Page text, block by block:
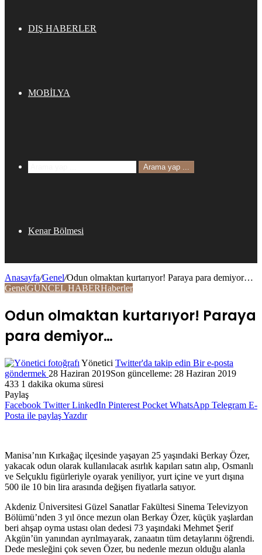
DIŞ HABERLER
MOBİLYA
Arama yap ...
Kenar Bölmesi
Anasayfa/Genel/Odun olmaktan kurtarıyor! Paraya para demiyor…
GenelGÜNCEL HABERHaberler
Odun olmaktan kurtarıyor! Paraya
para demiyor…
Yönetici Twitter'da takip edin Bir e-posta
göndermek 28 Haziran 2019Son güncelleme: 28 Haziran 2019
433 1 dakika okuma süresi
Paylaş
Facebook Twitter LinkedIn Pinterest Pocket WhatsApp Telegram E-
Posta ile paylaşYazdır
Manisa’nın Kırkağaç ilçesinde yaşayan 25 yaşındaki Berkay Özer,
yakacak odun olarak kullanılacak asırlık kapıları satın alıp, Osmanlı
ve Selçuklu figürleriyle oyarak yeniliyor, yurt içine ve yurt dışına
500 ile 10 bin lira arasında değişen fiyatlarla satıyor.
Akdeniz Üniversitesi Güzel Sanatlar Fakültesi Sinema Televizyon
Bölümü’nden 3 yıl önce mezun olan Berkay Özer, küçük yaşlardan
beri ahşap oyma ustası olan dedesi 73 yaşındaki Mehmet Şerif
Akgün’ün yanından ayrılmayarak, zanaatın tüm detaylarını öğrendi.
Dede mesleğini çok seven Özer, bu nedenle mezun olduğu alanla